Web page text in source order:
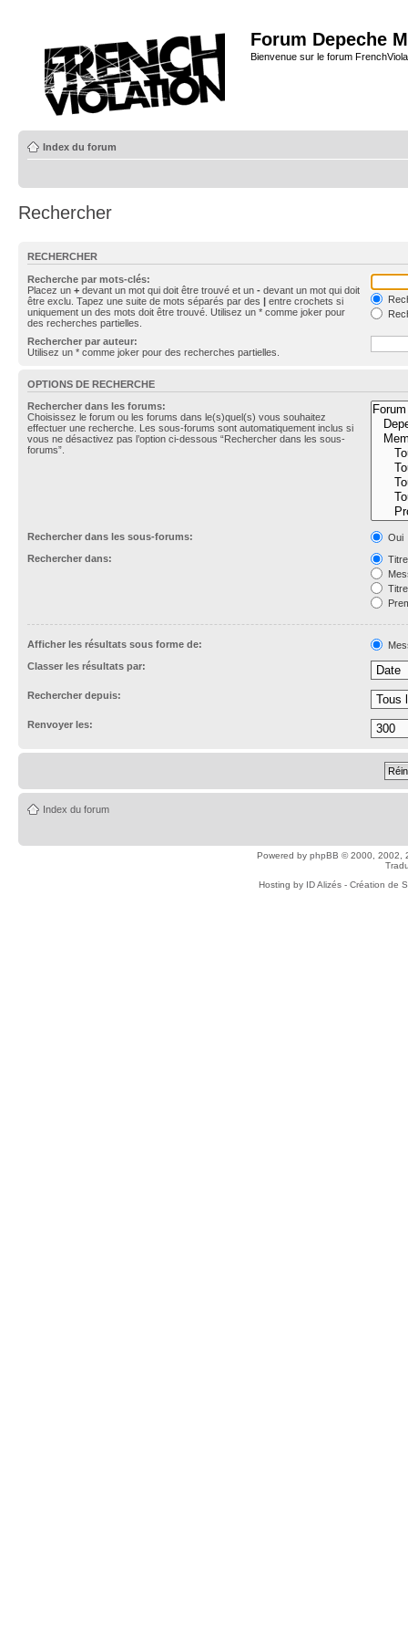
Forum Depeche
Bienvenue sur le forum
Index du forum
Rechercher
RECHERCHER
Recherche par mots-clés:
Placez un + devant un mot qui doit être trouvé et un - devant un mot qui doit
être exclu. Tapez une suite de mots séparés par des | entre crochets si
uniquement un des mots doit être trouvé. Utilisez un * comme joker pour
des recherches partielles.
Rechercher par auteur:
Utilisez un * comme joker pour des recherches partielles.
OPTIONS DE RECHERCHE
Rechercher dans les forums:
Choisissez le forum ou les forums dans le(s)quel(s) vous souhaitez
effectuer une recherche. Les sous-forums sont automatiquement inclus si
vous ne désactivez pas l’option ci-dessous “Rechercher dans les sous-
forums”.
Rechercher dans les sous-forums:
Oui
Rechercher dans:
Afficher les résultats sous forme de:
Classer les résultats par:
Rechercher depuis:
Renvoyer les:
Index du forum
Powered by phpBB © 2000, 2002,
Hosting by ID Alizés - Création de